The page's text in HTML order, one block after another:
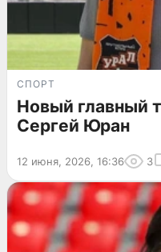
СПОРТ
Новый главный
Сергей Юран
12 июня, 2026, 16:36 3